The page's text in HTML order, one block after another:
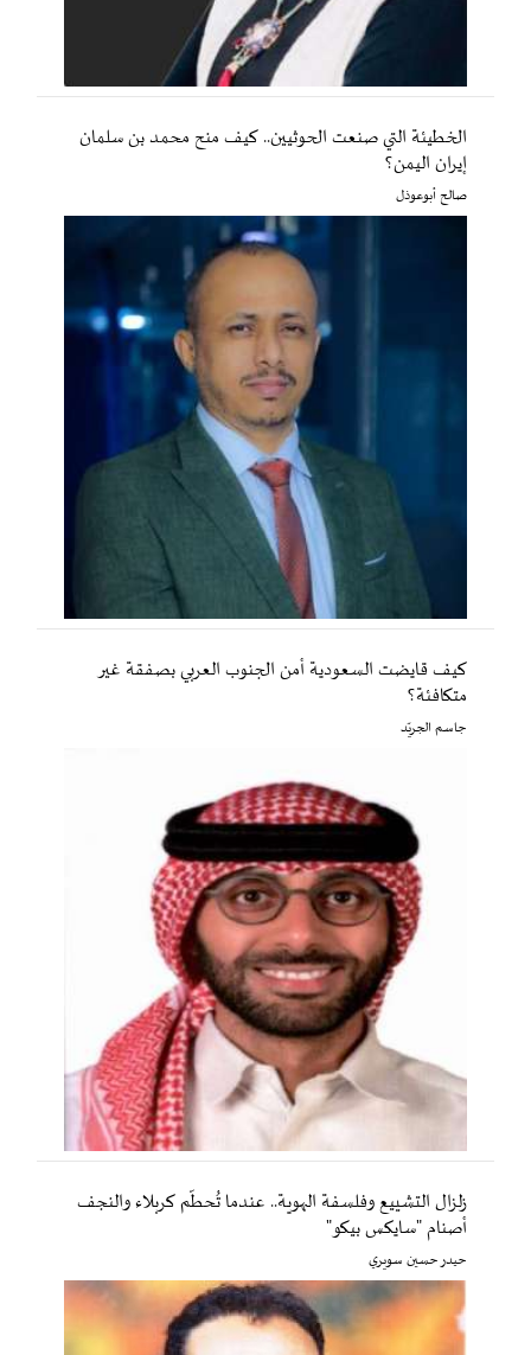
الخطيئة التي صنعت الحوثيين.. كيف منح محمد بن سلمان
إيران اليمن؟
صالح أبوعوذل
كيف قايضت السعودية أمن الجنوب العربي بصفقة غير
متكافئة؟
جاسم الجريّد
زلزال التشييع وفلسفة الهوية.. عندما تُحطّم كربلاء والنجف
أصنام "سايكس بيكو"
حيدر حسين سويري